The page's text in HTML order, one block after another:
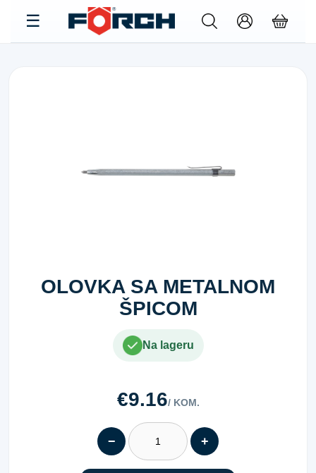
OLOVKA SA METALNOM
ŠPICOM
Na lageru
€9.16/ KOM.
− +